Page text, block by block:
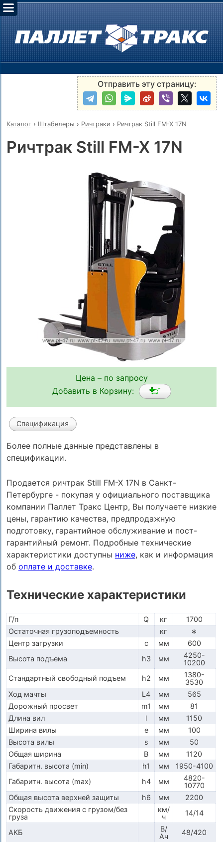
Отправить эту страницу:
Каталог› Штабелеры › Ричтраки › Ричтрак Still FM-X 17N
Ричтрак Still FM-X 17N
Цена – по запросу
Добавить в Корзину:
Спецификация
Более полные данные представлены в
спецификации.
Продается ричтрак Still FM-X 17N в Санкт-
Петербурге - покупая у официального поставщика
компании Паллет Тракс Центр, Вы получаете низкие
цены, гарантию качества, предпродажную
подготовку, гарантийное обслуживание и пост-
гарантийный ремонт. Подробные технические
характеристики доступны ниже, как и информация
об оплате и доставке.
Технические характеристики
Г/п Q кг
1700
Остаточная грузоподъемность
кг
∗
Центр загрузки
c мм
600
Высота подъема
h3 мм
4250-
10200
Стандартный свободный подъем
h2 мм
1380-
3530
Ход мачты
L4 мм
565
Дорожный просвет
m1 мм
81
Длина вил
l мм
1150
Ширина вилы
e мм
100
Высота вилы
s мм
50
Общая ширина
B мм
1120
Габаритн. высота (min)
h1 мм
1950-4100
Габаритн. высота (max)
h4 мм
4820-
10770
Общая высота верхней защиты
h6 мм
2200
Скорость движения с грузом/без
груза
км/
ч
14/14
АКБ
В/
Ач
48/420